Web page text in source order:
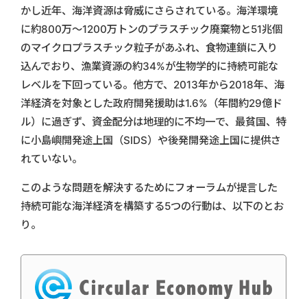
かし近年、海洋資源は脅威にさらされている。海洋環境
に約800万〜1200万トンのプラスチック廃棄物と51兆個
のマイクロプラスチック粒子があふれ、食物連鎖に入り
込んでおり、漁業資源の約34%が生物学的に持続可能な
レベルを下回っている。他方で、2013年から2018年、海
洋経済を対象とした政府開発援助は1.6%（年間約29億ド
ル）に過ぎず、資金配分は地理的に不均一で、最貧国、特
に小島嶼開発途上国（SIDS）や後発開発途上国に提供さ
れていない。
このような問題を解決するためにフォーラムが提言した
持続可能な海洋経済を構築する5つの行動は、以下のとお
り。